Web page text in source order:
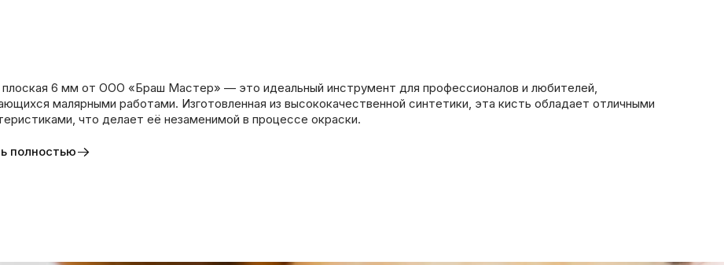
плоская 6 мм от ООО «Браш Мастер» — это идеальный инструмент для профессионалов и любителей,
малярными работами. Изготовленная из высококачественной синтетики, эта кисть обладает отличными
что делает её незаменимой в процессе окраски.
полностью